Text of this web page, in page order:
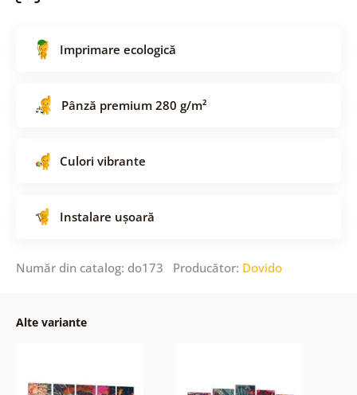
Imprimare ecologică
Pânză premium 280 g/m²
Culori vibrante
Instalare ușoară
Număr din catalog: do173 Producător: Dovido
Alte variante